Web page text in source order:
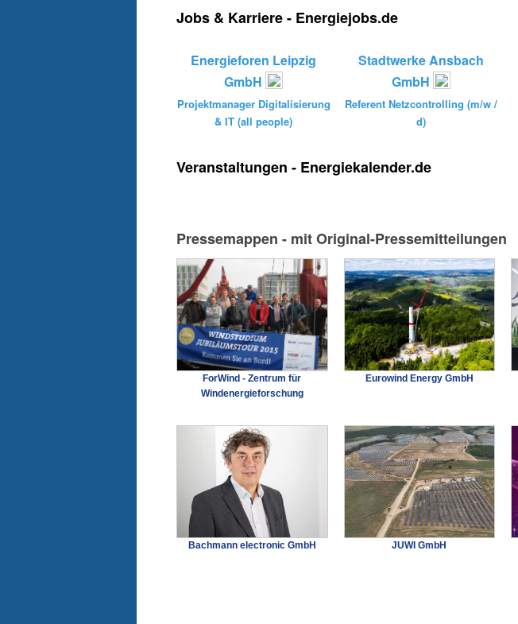
Jobs & Karriere - Energiejobs.de
Energieforen Leipzig
GmbH
Projektmanager Digitalisierung
& IT (all people)
Stadtwerke Ansbach
GmbH
Referent Netzcontrolling (m/w /
d)
Veranstaltungen - Energiekalender.de
Pressemappen - mit Original-Pressemitteilungen
ForWind - Zentrum für
Windenergieforschung
Eurowind Energy GmbH
Bachmann electronic GmbH JUWI GmbH